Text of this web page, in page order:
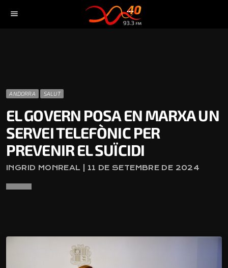
menu
ANDORRA SALUT
EL GOVERN POSA EN MARXA UN
SERVEI TELEFÒNIC PER
PREVENIR EL SUÏCIDI
INGRID MONREAL | 11 DE SETEMBRE DE 2024